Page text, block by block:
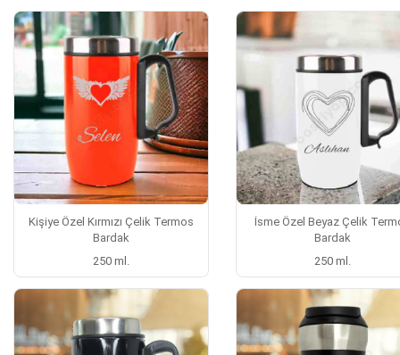
Kişiye Özel Kırmızı Çelik Termos
Bardak
250 ml.
İsme Özel Beyaz Çelik
Bardak
250 ml.